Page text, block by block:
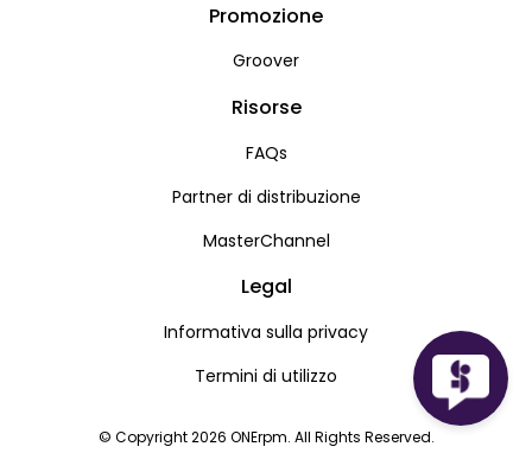
Promozione
Groover
Risorse
FAQs
Partner di distribuzione
MasterChannel
Legal
Informativa sulla privacy
Termini di utilizzo
© Copyright 2026 ONErpm. All Rights Reserved.